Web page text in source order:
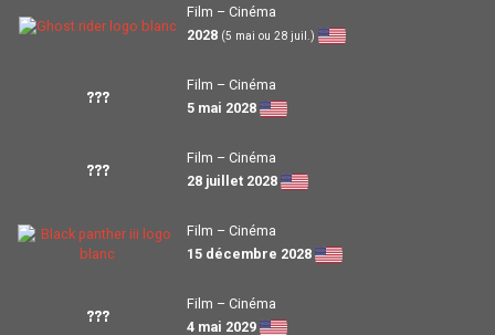
Film – Cinéma
2028 (5 mai ou 28 juil.)
???
Film – Cinéma
5 mai 2028
???
Film – Cinéma
28 juillet 2028
Film – Cinéma
15 décembre 2028
???
Film – Cinéma
4 mai 2029